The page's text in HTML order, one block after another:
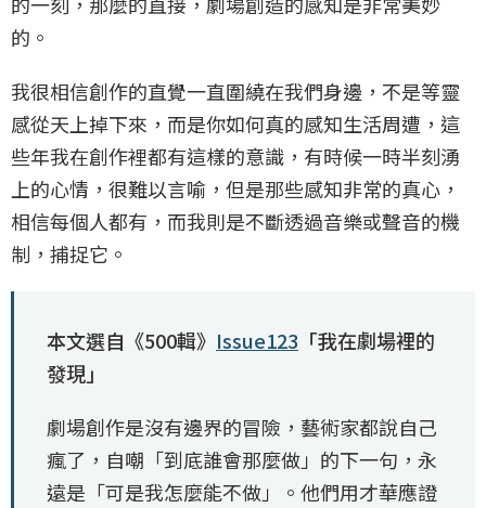
的。
我很相信創作的直覺一直圍繞在我們身邊，不是等靈
感從天上掉下來，而是你如何真的感知生活周遭，這
些年我在創作裡都有這樣的意識，有時候一時半刻湧
上的心情，很難以言喻，但是那些感知非常的真心，
相信每個人都有，而我則是不斷透過音樂或聲音的機
制，捕捉它。
本文選自《500輯》 Issue123 「我在劇場裡的
發現」
劇場創作是沒有邊界的冒險，藝術家都說自己
瘋了，自嘲「到底誰會那麼做」的下一句，永
遠是「可是我怎麼能不做」。他們用才華應證